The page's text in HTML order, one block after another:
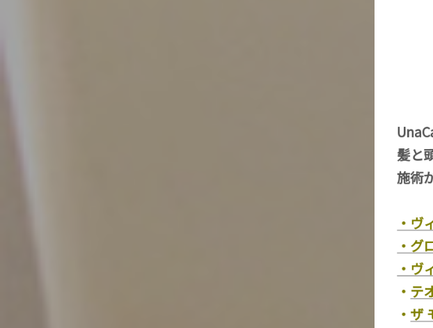
髪と
施術
・ヴ
・グ
・ヴ
・ テ
・ ザ